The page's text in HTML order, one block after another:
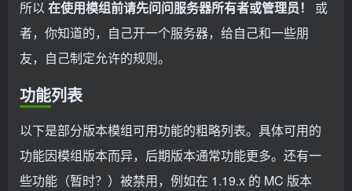
所以 在使用模组前请先问问服务器所有者或管理员！
或
者，你知道的，自己开一个服务器，给自己和一些朋
友，自己制定允许的规则。
功能列表
以下是部分版本模组可用功能的粗略列表。具体可用的
功能因模组版本而异，后期版本通常功能更多。还有一
些功能（暂时？）被禁用，例如在 1.19.x 的 MC 版本